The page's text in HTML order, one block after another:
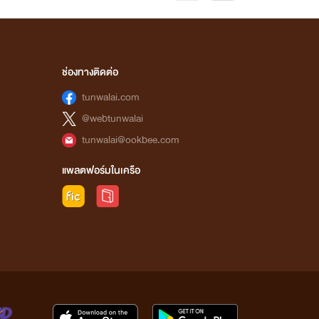
ช่องทางติดต่อ
tunwalai.com
@webtunwalai
tunwalai@ookbee.com
แพลตฟอร์มในเครือ